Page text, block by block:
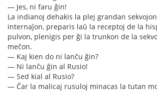
— Jes, ni faru ĝin!
La indianoj dehakis la plej grandan
internaĵon, preparis laŭ la receptoj de la
pulvon, plenigis per ĝi la trunkon de la
meĉon.
— Kaj kien do ni lanĉu ĝin?
— Ni lanĉu ĝin al Rusio!
— Sed kial al Rusio?
— Ĉar la malicaj rusuloj minacas la tutan